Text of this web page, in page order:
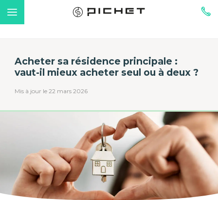
Acheter sa résidence principale :
vaut-il mieux acheter seul ou à deux ?
Mis à jour le 22 mars 2026